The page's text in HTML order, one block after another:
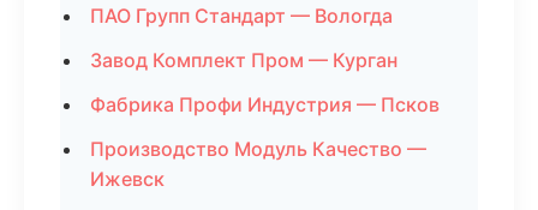
ПАО Групп Стандарт — Вологда
Завод Комплект Пром — Курган
Фабрика Профи Индустрия — Псков
Производство Модуль Качество —
Ижевск